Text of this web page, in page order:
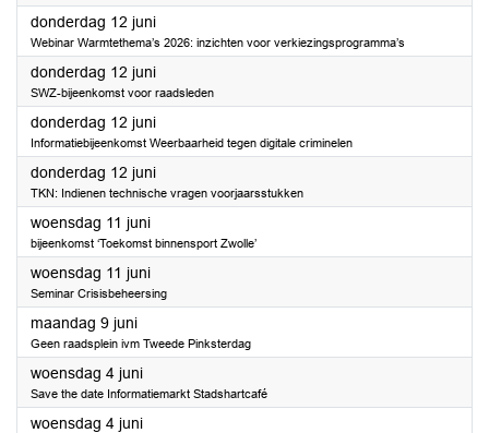
donderdag 12 juni2025
Webinar Warmtethema’s 2026: inzichten voor verkiezingsprogramma’s
donderdag 12 juni2025
SWZ-bijeenkomst voor raadsleden
donderdag 12 juni2025
Informatiebijeenkomst Weerbaarheid tegen digitale criminelen
donderdag 12 juni2025
TKN: Indienen technische vragen voorjaarsstukken
woensdag 11 juni2025
bijeenkomst ‘Toekomst binnensport Zwolle’
woensdag 11 juni2025
Seminar Crisisbeheersing
maandag 9 juni2025
Geen raadsplein ivm Tweede Pinksterdag
woensdag 4 juni2025
Save the date Informatiemarkt Stadshartcafé
woensdag 4 juni2025